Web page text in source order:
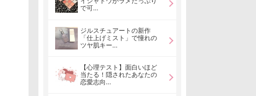
で可…
ジルスチュアートの新作
「仕上げミスト」で憧れの
ツヤ肌キー…
【心理テスト】面白いほど
当たる！隠されたあなたの
恋愛志向…